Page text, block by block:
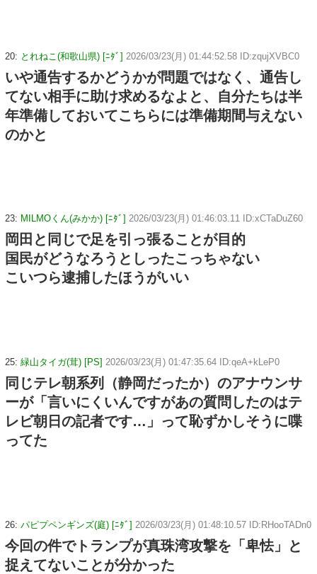
20: とれねこ(和歌山県) [ﾆﾀﾞ] 2026/03/23(月) 01:44:52.58 ID:zqujXVBC0
いや通告するかどうかが問題ではなく、通告し
てない相手に助け求めるなよと、自分たちは半
年準備しておいてこちらには準備期間与えない
のかと
23: MILMOくん(みかか) [ﾆﾀﾞ] 2026/03/23(月) 01:46:03.11 ID:xCTaDuZ60
岡田と同じで足を引っ張ることが目的
国民がどうなろうとしったこっちゃない
こいつら逮捕したほうがいい
25: 緑山タイガ(茸) [PS] 2026/03/23(月) 01:47:35.64 ID:qeA+kLeP0
同じテレ朝系列（静岡だったか）のアナウンサ
ーが「言いにくいんですがあの質問したのはテ
レビ朝日の記者です…」って恥ずかしそうに喋
ってた
26: パピプペンギンズ(庭) [ﾆﾀﾞ] 2026/03/23(月) 01:48:10.57 ID:RHooTADn0
今回の件でトランプが真珠湾攻撃を「卑怯」と
捉えてないことが分かった